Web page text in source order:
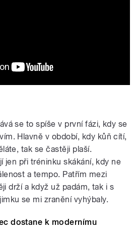
se to spíše v první fázi, kdy se
Hlavně v období, kdy kůň cítí,
tak se častěji plaší.
jen při tréninku skákání, kdy ne
a tempo. Patřím mezi
drží a když už padám, tak i s
se mi zranění vyhýbaly.
dostane k modernímu